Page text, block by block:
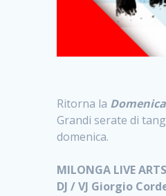
Ritorna la Domenica
Grandi serate di
domenica.
MILONGA LIVE ARTS
DJ / VJ Giorgio